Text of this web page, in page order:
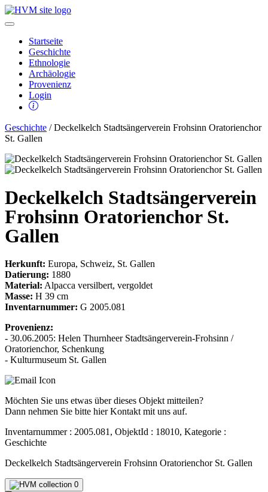
Startseite
Geschichte
Ethnologie
Archäologie
Provenienz
Login
Geschichte / Deckelkelch Stadtsängerverein Frohsinn Oratorienchor
St. Gallen
Deckelkelch Stadtsängerverein
Frohsinn Oratorienchor St.
Gallen
Herkunft: Europa, Schweiz, St. Gallen
Datierung: 1880
Material: Alpacca versilbert, vergoldet
Masse: H 39 cm
Inventarnummer: G 2005.081
Provenienz:
- 30.06.2005: Helen Thurnheer Stadtsängerverein-Frohsinn /
Oratorienchor, Schenkung
- Kulturmuseum St. Gallen
Möchten Sie uns etwas über dieses Objekt mitteilen?
Dann nehmen Sie bitte hier Kontakt mit uns auf.
Inventarnummer : 2005.081, ObjektId : 18010, Kategorie :
Geschichte
Deckelkelch Stadtsängerverein Frohsinn Oratorienchor St. Gallen
0